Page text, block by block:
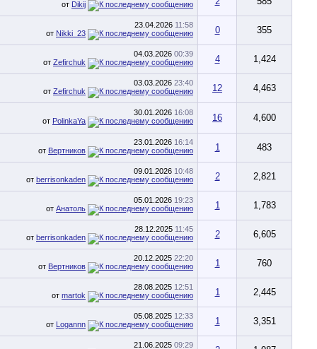
от Dikij
23.04.2026 11:58
от Nikki_23 0 355
04.03.2026 00:39
от Zefirchuk 4 1,424
03.03.2026 23:40
от Zefirchuk 12 4,463
30.01.2026 16:08
от PolinkaYa 16 4,600
23.01.2026 16:14
от Вертников 1 483
09.01.2026 10:48
от berrisonkaden 2 2,821
05.01.2026 19:23
от Анатоль 1 1,783
28.12.2025 11:45
от berrisonkaden 2 6,605
20.12.2025 22:20
от Вертников 1 760
28.08.2025 12:51
от martok 1 2,445
05.08.2025 12:33
от Logannn 1 3,351
21.06.2025 09:29